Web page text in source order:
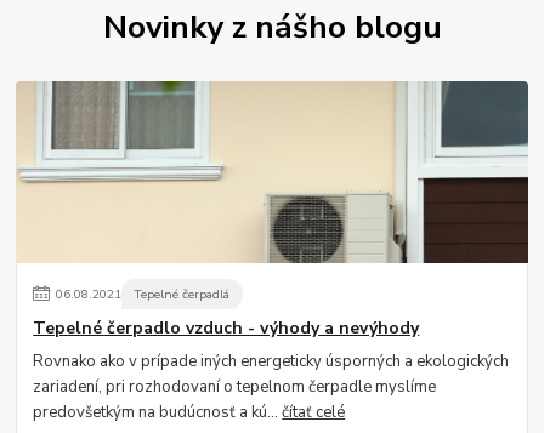
Novinky z nášho blogu
06.08.2021 Tepelné čerpadlá
Tepelné čerpadlo vzduch - výhody a nevýhody
Rovnako ako v prípade iných energeticky úsporných a ekologických
zariadení, pri rozhodovaní o tepelnom čerpadle myslíme
predovšetkým na budúcnosť a kú...čítať celé